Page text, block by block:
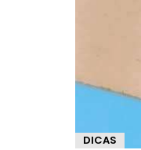
DICAS